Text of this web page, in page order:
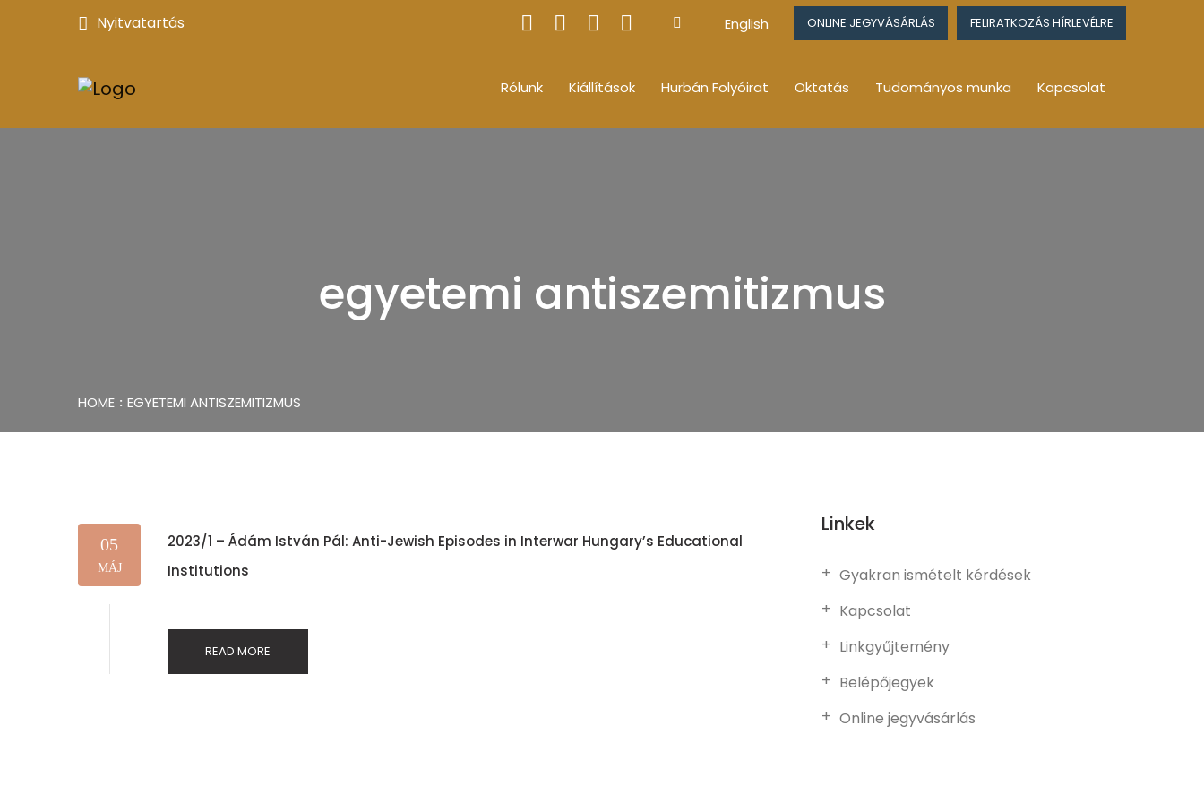
Nyitvatartás English ONLINE JEGYVÁSÁRLÁS FELIRATKOZÁS HÍRLEVÉLRE
Rólunk Kiállítások Hurbán Folyóirat Oktatás Tudományos munka Kapcsolat
egyetemi antiszemitizmus
HOME EGYETEMI ANTISZEMITIZMUS
05
MÁJ
2023/1 – Ádám István Pál: Anti-Jewish Episodes in Interwar Hungary’s Educational
Institutions
READ MORE
Linkek
Gyakran ismételt kérdések
Kapcsolat
Linkgyűjtemény
Belépőjegyek
Online jegyvásárlás